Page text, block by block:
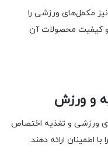
مکمل‌های ورزشی را
و کیفیت محصولات آن
و ورزش
ورزشی و تغذیه اختصاص
اطمینان ارائه دهند.